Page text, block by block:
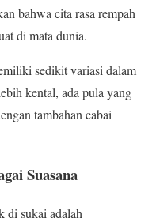
bahwa cita rasa rempah
di mata dunia.
sedikit variasi dalam
kental, ada pula yang
tambahan cabai
Suasana
di sukai adalah